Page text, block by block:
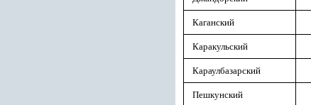
Каганский
Каракульский
Караулбазарский
Пешкунский